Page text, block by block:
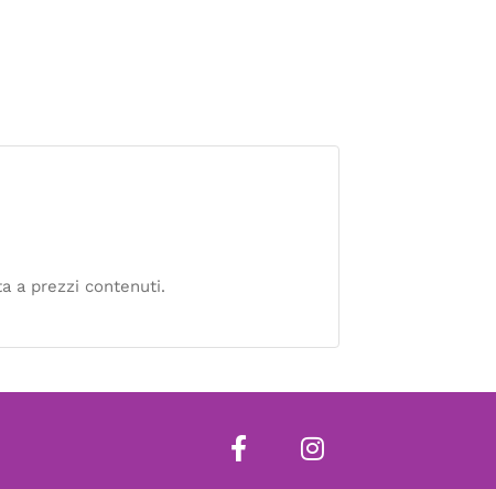
a prezzi contenuti.